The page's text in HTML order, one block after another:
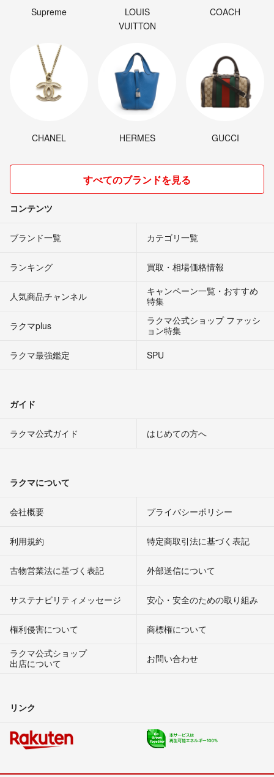
Supreme
LOUIS
VUITTON
COACH
CHANEL HERMES GUCCI
すべてのブランドを見る
コンテンツ
ブランド一覧 カテゴリ一覧
ランキング 買取・相場価格情報
人気商品チャンネル
キャンペーン一覧・おすすめ
特集
ラクマplus
ラクマ公式ショップ ファッシ
ョン特集
ラクマ最強鑑定
SPU
ガイド
ラクマ公式ガイド はじめての方へ
ラクマについて
会社概要 プライバシーポリシー
利用規約 特定商取引法に基づく表記
古物営業法に基づく表記 外部送信について
サステナビリティメッセージ 安心・安全のための取り組み
権利侵害について
商標権について
ラクマ公式ショップ
出店について
お問い合わせ
リンク